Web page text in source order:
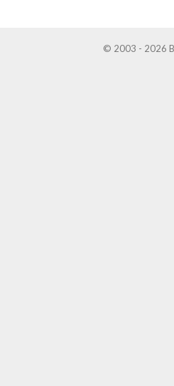
© 2003 - 2026